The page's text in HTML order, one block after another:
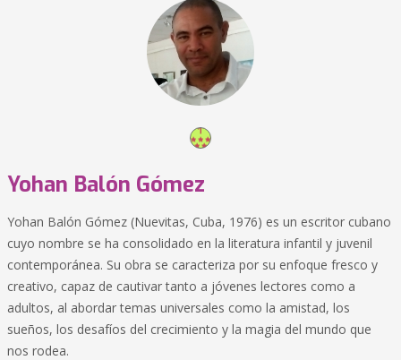
Yohan Balón Gómez
Yohan Balón Gómez (Nuevitas, Cuba, 1976) es un escritor cubano
cuyo nombre se ha consolidado en la literatura infantil y juvenil
contemporánea. Su obra se caracteriza por su enfoque fresco y
creativo, capaz de cautivar tanto a jóvenes lectores como a
adultos, al abordar temas universales como la amistad, los
sueños, los desafíos del crecimiento y la magia del mundo que
nos rodea.